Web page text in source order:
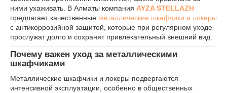
ними ухаживать. В Алматы компания AYZA STELLAZH
предлагает качественные металлические шкафчики и локеры
с антикоррозийной защитой, которые при регулярном уходе
прослужат долго и сохранят привлекательный внешний вид.
Почему важен уход за металлическими
шкафчиками
Металлические шкафчики и локеры подвергаются
интенсивной эксплуатации, особенно в общественных